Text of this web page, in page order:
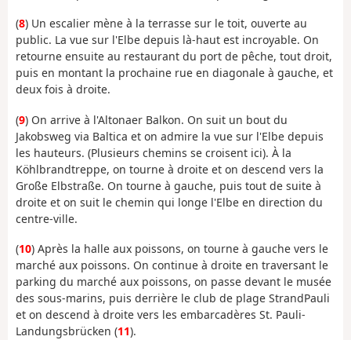
(8) Un escalier mène à la terrasse sur le toit, ouverte au
public. La vue sur l'Elbe depuis là-haut est incroyable. On
retourne ensuite au restaurant du port de pêche, tout droit,
puis en montant la prochaine rue en diagonale à gauche, et
deux fois à droite.
(9) On arrive à l'Altonaer Balkon. On suit un bout du
Jakobsweg via Baltica et on admire la vue sur l'Elbe depuis
les hauteurs. (Plusieurs chemins se croisent ici). À la
Köhlbrandtreppe, on tourne à droite et on descend vers la
Große Elbstraße. On tourne à gauche, puis tout de suite à
droite et on suit le chemin qui longe l'Elbe en direction du
centre-ville.
(10) Après la halle aux poissons, on tourne à gauche vers le
marché aux poissons. On continue à droite en traversant le
parking du marché aux poissons, on passe devant le musée
des sous-marins, puis derrière le club de plage StrandPauli
et on descend à droite vers les embarcadères St. Pauli-
Landungsbrücken (11).